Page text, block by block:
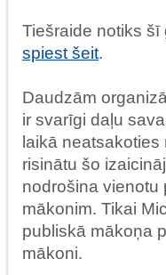
Tiešraide notiks
spiest šeit.
Daudzām
ir svarīgi daļu
laikā
risinātu šo
nodrošina vienotu
mākonim. Tikai
publiskā mākoņa
mākoni.